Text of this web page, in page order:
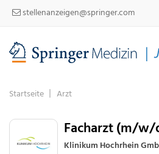
stellenanzeigen@springer.com
Startseite Arzt
Facharzt (m/
Klinikum Hochrhein